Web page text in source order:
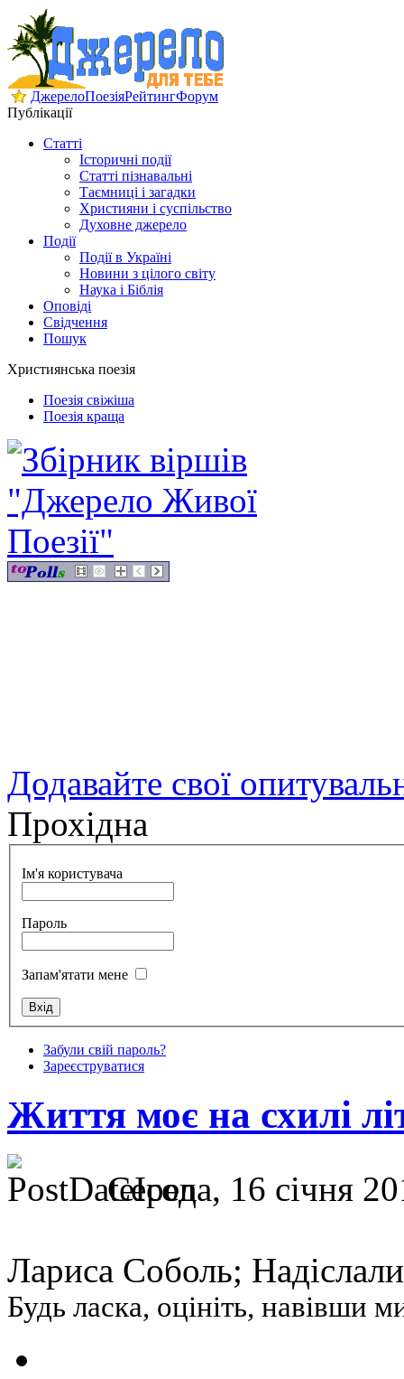
ДжерелоПоезіяРейтингФорум
Публікації
Статті
Історичні події
Статті пізнавальні
Таємниці і загадки
Християни і суспільство
Духовне джерело
Події
Події в Україні
Новини з цілого світу
Наука і Біблія
Оповіді
Свідчення
Пошук
Християнська поезія
Поезія свіжіша
Поезія краща
Додавайте свої
Прохідна
Ім'я користувача
Пароль
Запам'ятати мене
Забули свій пароль?
Зареєструватися
Життя моє на схилі
Середа, 16 січня
Лариса Соболь;
Будь ласка, оцініть, навівши